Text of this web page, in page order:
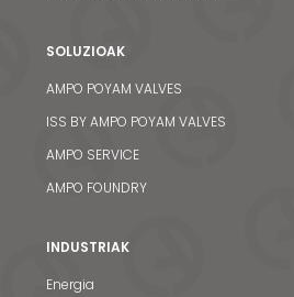
SOLUZIOAK
AMPO POYAM VALVES
ISS BY AMPO POYAM VALVES
AMPO SERVICE
AMPO FOUNDRY
INDUSTRIAK
Energia